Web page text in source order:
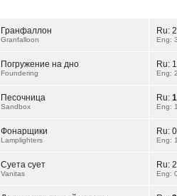
Гранфаллон
Granfalloon
Ru:
Eng:
Погружение на дно
Foundering
Ru:
Eng:
Песочница
Sandbox
Ru:
Eng:
Фонарщики
Lamplighters
Ru:
Eng:
Суета сует
Vanitas
Ru:
Eng: